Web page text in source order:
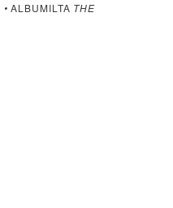
• ALBUMILTA THE